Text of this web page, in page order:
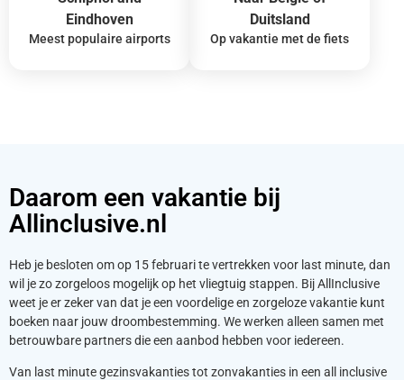
Eindhoven
Meest populaire airports
Duitsland
Op vakantie met de fiets
Daarom een vakantie bij
Allinclusive.nl
Heb je besloten om op 15 februari te vertrekken voor last minute, dan
wil je zo zorgeloos mogelijk op het vliegtuig stappen. Bij AllInclusive
weet je er zeker van dat je een voordelige en zorgeloze vakantie kunt
boeken naar jouw droombestemming. We werken alleen samen met
betrouwbare partners die een aanbod hebben voor iedereen.
Van last minute gezinsvakanties tot zonvakanties in een all inclusive